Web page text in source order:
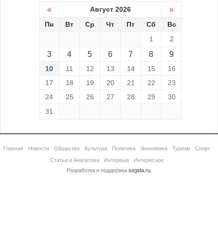
« Август 2026 »
Пн Вт Ср Чт Пт Сб
Вс
1
2
3 4 5 6 7 8 9
10 11 12 13 14 15
16
17
18 19 20 21 22
23
24
25 26 27 28 29
30
31
Главная Новости Общество Культура Политика Экономика Туризм
Спорт
Статьи и Аналитика
Интервью
Интересное
Разработка и поддержка segida.ru.